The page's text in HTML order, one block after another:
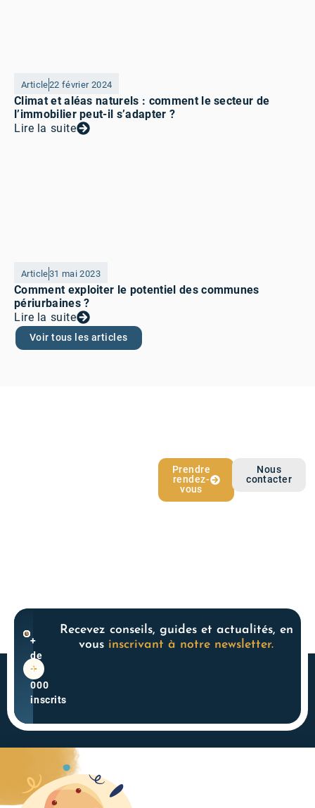
Voir tous les articles
Article22 février 2024
Climat et aléas naturels : comment le secteur de
l’immobilier peut-il s’adapter ?
Lire la suite
Article31 mai 2023
Comment exploiter le potentiel des communes
périurbaines ?
Lire la suite
Prendre
rendez-
vous
Nous
contacter
+
de
10
000
inscrits
Recevez conseils, guides et actualités, en
vous inscrivant à notre newsletter.